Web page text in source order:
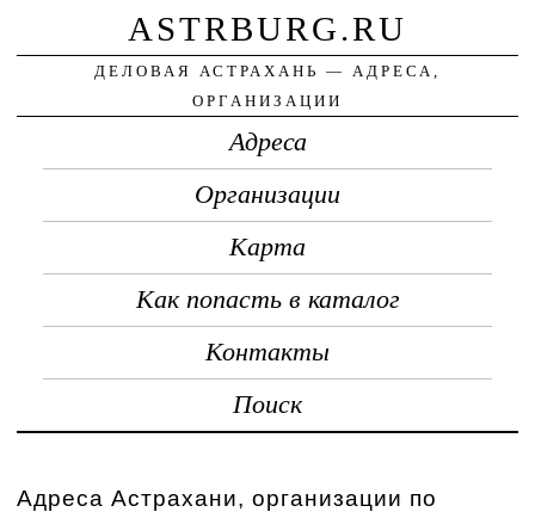
ASTRBURG.RU
ДЕЛОВАЯ АСТРАХАНЬ — АДРЕСА,
ОРГАНИЗАЦИИ
Адреса
Организации
Карта
Как попасть в каталог
Контакты
Поиск
Адреса Астрахани, организации по